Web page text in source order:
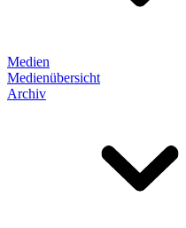
Medien
Medienübersicht
Archiv